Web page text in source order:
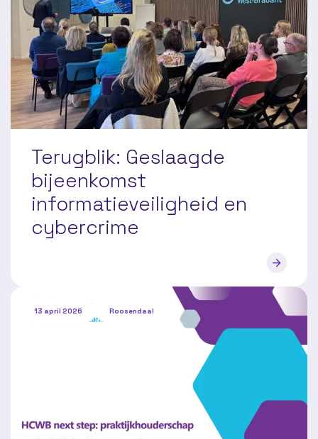
Terugblik: Geslaagde
bijeenkomst
informatieveiligheid en
cybercrime
13 april 2026 Roosendaal